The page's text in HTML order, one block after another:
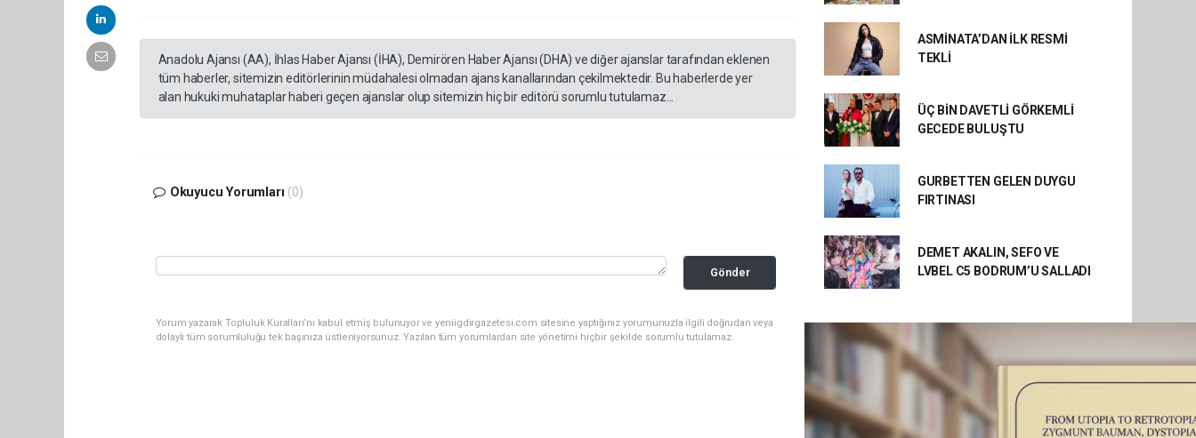
Anadolu Ajansı (AA), İhlas Haber Ajansı (İHA), Demirören Haber Ajansı (DHA) ve diğer ajanslar tarafından eklenen
tüm haberler, sitemizin editörlerinin müdahalesi olmadan ajans kanallarından çekilmektedir. Bu haberlerde yer
alan hukuki muhataplar haberi geçen ajanslar olup sitemizin hiç bir editörü sorumlu tutulamaz...
Okuyucu Yorumları (0)
Gönder
Yorum yazarak Topluluk Kuralları’nı kabul etmiş bulunuyor ve yeniigdirgazetesi.com sitesine yaptığınız yorumunuzla ilgili doğrudan veya
dolaylı tüm sorumluluğu tek başınıza üstleniyorsunuz. Yazılan tüm yorumlardan site yönetimi hiçbir şekilde sorumlu tutulamaz.
ASMİNATA’DAN İLK RESMİ
TEKLİ
ÜÇ BİN DAVETLİ GÖRKEMLİ
GECEDE BULUŞTU
GURBETTEN GELEN DUYGU
FIRTINASI
DEMET AKALIN, SEFO VE
LVBEL C5 BODRUM’U SALLADI